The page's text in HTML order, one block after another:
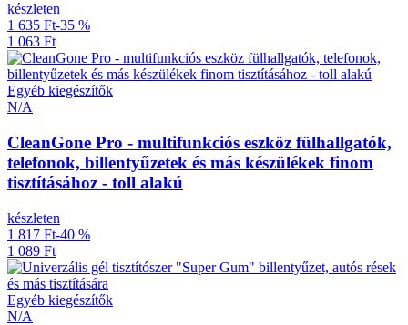
készleten
1 635 Ft-35 %
1 063 Ft
Egyéb kiegészítők
N/A
CleanGone Pro - multifunkciós eszköz fülhallgatók,
telefonok, billentyűzetek és más készülékek finom
tisztításához - toll alakú
készleten
1 817 Ft-40 %
1 089 Ft
Egyéb kiegészítők
N/A